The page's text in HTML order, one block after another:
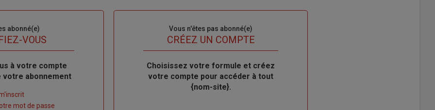
abonné(e)
VOUS
à votre compte
abonnement
mot de passe
Vous n'êtes pas abonné(e)
TITRECRÉEZ UN COMPTE
Body
Choisissez votre formule et créez
votre compte pour accéder à tout
{nom-site}.